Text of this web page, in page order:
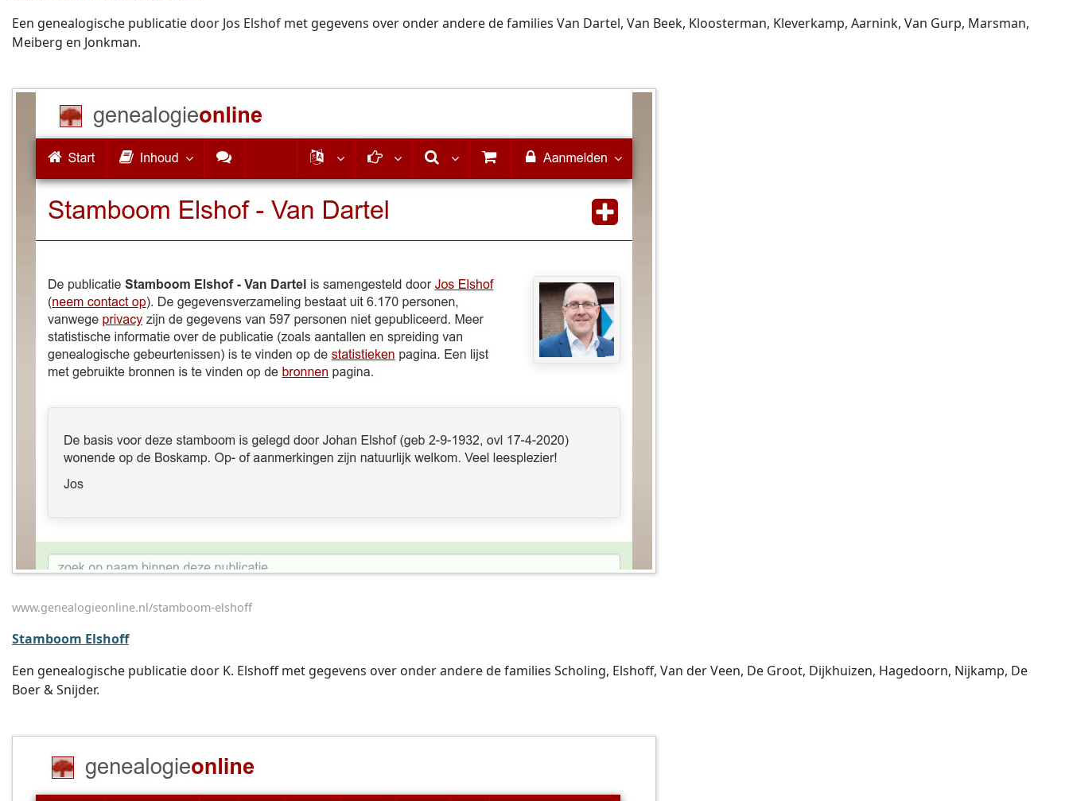
Een genealogische publicatie door Jos Elshof met gegevens over onder andere de families Van Dartel, Van Beek, Kloosterman, Kleverkamp, Aarnink, Van Gurp, Marsman,
Meiberg en Jonkman.
www.genealogieonline.nl/stamboom-elshoff
Stamboom Elshoff
Een genealogische publicatie door K. Elshoff met gegevens over onder andere de families Scholing, Elshoff, Van der Veen, De Groot, Dijkhuizen, Hagedoorn, Nijkamp, De
Boer & Snijder.